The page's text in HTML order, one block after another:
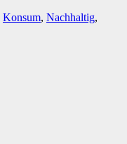
Konsum, Nachhaltig,